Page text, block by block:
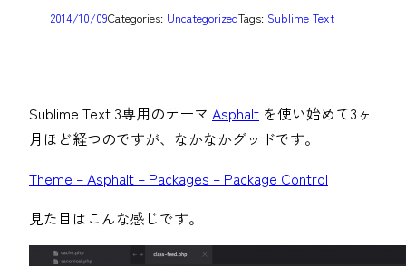
2014/10/09Categories: UncategorizedTags: Sublime Text
Sublime Text 3専用のテーマ Asphalt を使い始めて3ヶ
月ほど経つのですが、なかなかグッドです。
Theme – Asphalt – Packages – Package Control
見た目はこんな感じです。